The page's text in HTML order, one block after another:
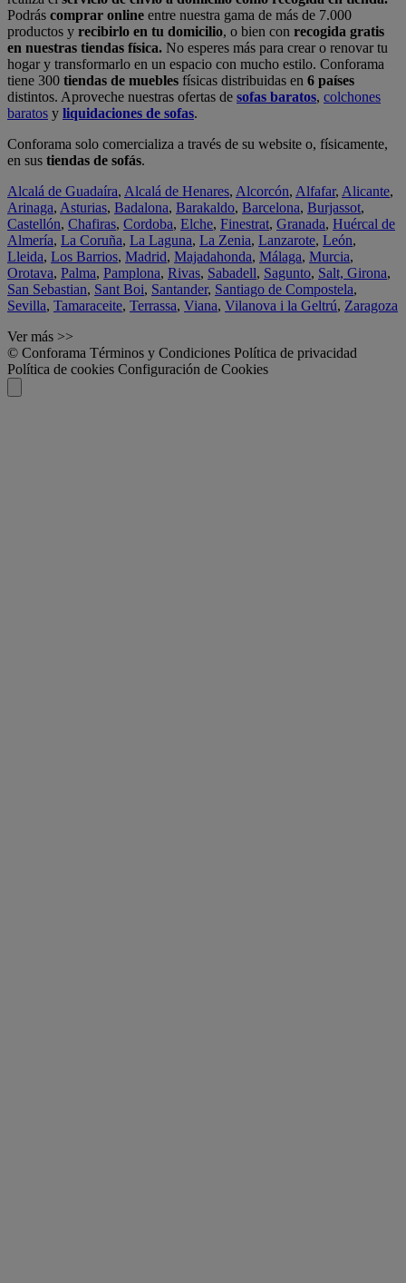
Podrás comprar online entre nuestra gama de más de 7.000
productos y recibirlo en tu domicilio, o bien con recogida gratis
en nuestras tiendas física. No esperes más para crear o renovar tu
hogar y transformarlo en un espacio con mucho estilo. Conforama
tiene 300 tiendas de muebles físicas distribuidas en 6 países
distintos. Aproveche nuestras ofertas de sofas baratos, colchones
baratos y liquidaciones de sofas.
Conforama solo comercializa a través de su website o, físicamente,
en sus tiendas de sofás.
Alcalá de Guadaíra, Alcalá de Henares, Alcorcón, Alfafar, Alicante,
Arinaga, Asturias, Badalona, Barakaldo, Barcelona, Burjassot,
Castellón, Chafiras, Cordoba, Elche, Finestrat, Granada, Huércal de
Almería, La Coruña, La Laguna, La Zenia, Lanzarote, León,
Lleida, Los Barrios, Madrid, Majadahonda, Málaga, Murcia,
Orotava, Palma, Pamplona, Rivas, Sabadell, Sagunto, Salt, Girona,
San Sebastian, Sant Boi, Santander, Santiago de Compostela,
Sevilla, Tamaraceite, Terrassa, Viana, Vilanova i la Geltrú, Zaragoza
Ver más >>
© Conforama Términos y Condiciones Política de privacidad
Política de cookies Configuración de Cookies